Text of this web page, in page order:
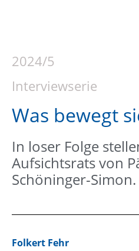
2024/5
Interviewserie
Was bewegt
In loser Folge
Aufsichtsrats von
Schöninger-Simon.
Folkert Fehr